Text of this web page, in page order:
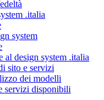
.italia
system
al design system .italia
sito e servizi
dei modelli
servizi disponibili